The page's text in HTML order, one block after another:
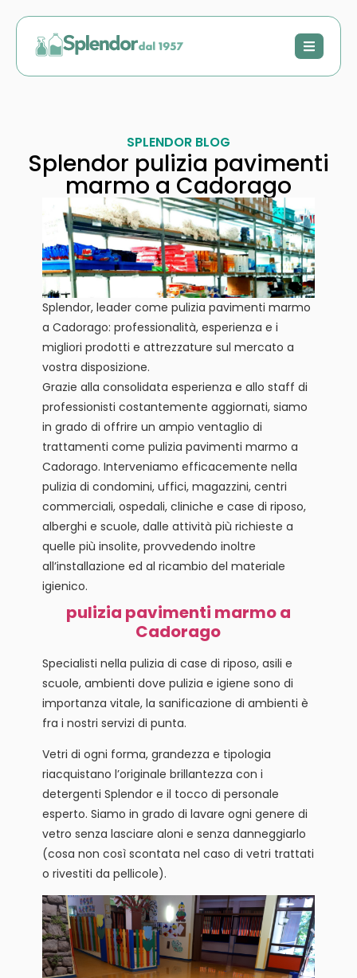
SPLENDOR BLOG
Splendor pulizia pavimenti
marmo a Cadorago
Splendor, leader come pulizia pavimenti marmo
a Cadorago: professionalità, esperienza e i
migliori prodotti e attrezzature sul mercato a
vostra disposizione.
Grazie alla consolidata esperienza e allo staff di
professionisti costantemente aggiornati, siamo
in grado di offrire un ampio ventaglio di
trattamenti come pulizia pavimenti marmo a
Cadorago. Interveniamo efficacemente nella
pulizia di condomini, uffici, magazzini, centri
commerciali, ospedali, cliniche e case di riposo,
alberghi e scuole, dalle attività più richieste a
quelle più insolite, provvedendo inoltre
all’installazione ed al ricambio del materiale
igienico.
pulizia pavimenti marmo a
Cadorago
Specialisti nella pulizia di case di riposo, asili e
scuole, ambienti dove pulizia e igiene sono di
importanza vitale, la sanificazione di ambienti è
fra i nostri servizi di punta.
Vetri di ogni forma, grandezza e tipologia
riacquistano l’originale brillantezza con i
detergenti Splendor e il tocco di personale
esperto. Siamo in grado di lavare ogni genere di
vetro senza lasciare aloni e senza danneggiarlo
(cosa non così scontata nel caso di vetri trattati
o rivestiti da pellicole).